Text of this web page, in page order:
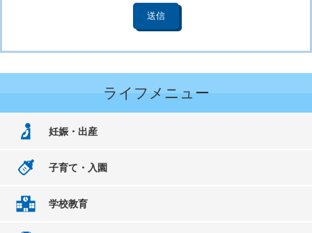
ライフメニュー
妊娠・出産
子育て・入園
学校教育